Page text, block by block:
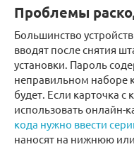
Проблемы
Большинство
вводят после снятия
установки. Пароль
неправильном наборе
будет. Если карточка
использовать онлайн-
кода нужно ввести
наносят на нижнюю